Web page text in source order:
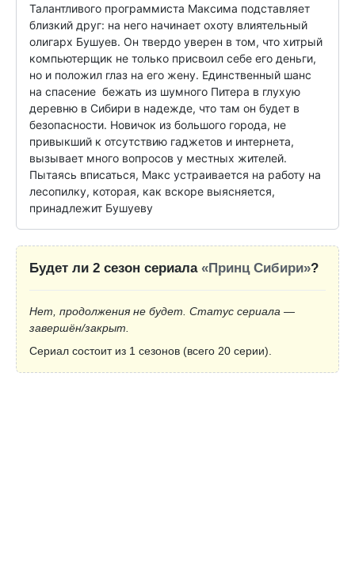
Талантливого программиста Максима подставляет
близкий друг: на него начинает охоту влиятельный
олигарх Бушуев. Он твердо уверен в том, что хитрый
компьютерщик не только присвоил себе его деньги,
но и положил глаз на его жену. Единственный шанс
на спасение  бежать из шумного Питера в глухую
деревню в Сибири в надежде, что там он будет в
безопасности. Новичок из большого города, не
привыкший к отсутствию гаджетов и интернета,
вызывает много вопросов у местных жителей.
Пытаясь вписаться, Макс устраивается на работу на
лесопилку, которая, как вскоре выясняется,
принадлежит Бушуеву
Будет ли 2 сезон сериала «Принц Сибири»?
Нет, продолжения не будет. Статус сериала —
завершён/закрыт.
Сериал состоит из 1 сезонов (всего 20 серии).